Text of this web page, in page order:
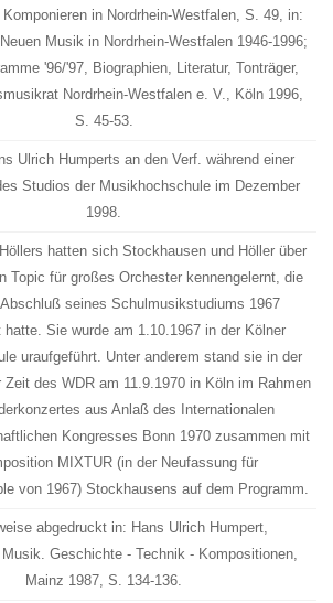
in Nordrhein-Westfalen , S. 49, in:
Musik in Nordrhein-Westfalen 1946-1996;
'96/'97, Biographien, Literatur, Tonträger,
Nordrhein-Westfalen e. V., Köln 1996,
S. 45-53.
Ulrich Humperts an den Verf. während einer
Studios der Musikhochschule im Dezember
1998.
hatten sich Stockhausen und Höller über
Topic für großes Orchester kennengelernt, die
seines Schulmusikstudiums 1967
Sie wurde am 1.10.1967 in der Kölner
uraufgeführt. Unter anderem stand sie in der
Zeitdes WDR am 11.9.1970 in Köln im Rahmen
aus Anlaß des Internationalen
Kongresses Bonn 1970 zusammen mit
MIXTUR (in der Neufassung für
von 1967) Stockhausens auf dem Programm.
abgedruckt in: Hans Ulrich Humpert,
Geschichte - Technik - Kompositionen,
Mainz 1987, S. 134-136.